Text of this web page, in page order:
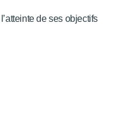
de ses objectifs